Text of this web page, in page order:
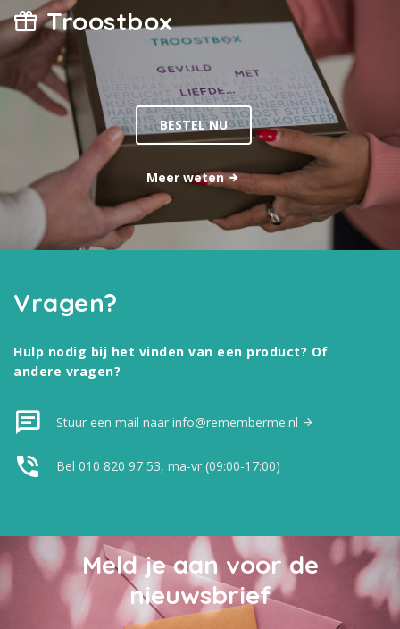
Troostbox
BESTEL NU
Meer weten
Vragen?
Hulp nodig bij het vinden van een product? Of
andere vragen?
Stuur een mail naar info@rememberme.nl
Bel 010 820 97 53, ma-vr (09:00-17:00)
Meld je aan voor de
nieuwsbrief